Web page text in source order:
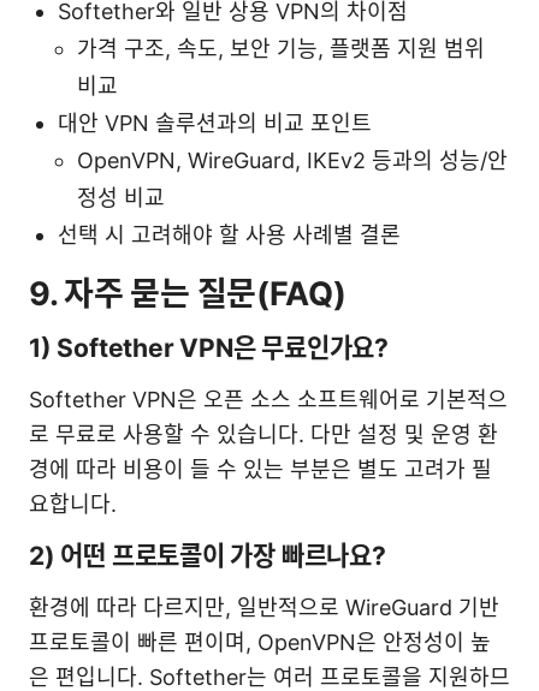
Softether와 일반 상용 VPN의 차이점
가격 구조, 속도, 보안 기능, 플랫폼 지원 범위
비교
대안 VPN 솔루션과의 비교 포인트
OpenVPN, WireGuard, IKEv2 등과의 성능/안
정성 비교
선택 시 고려해야 할 사용 사례별 결론
9. 자주 묻는 질문(FAQ)
1) Softether VPN은 무료인가요?
Softether VPN은 오픈 소스 소프트웨어로 기본적으
로 무료로 사용할 수 있습니다. 다만 설정 및 운영 환
경에 따라 비용이 들 수 있는 부분은 별도 고려가 필
요합니다.
2) 어떤 프로토콜이 가장 빠르나요?
환경에 따라 다르지만, 일반적으로 WireGuard 기반
프로토콜이 빠른 편이며, OpenVPN은 안정성이 높
은 편입니다. Softether는 여러 프로토콜을 지원하므